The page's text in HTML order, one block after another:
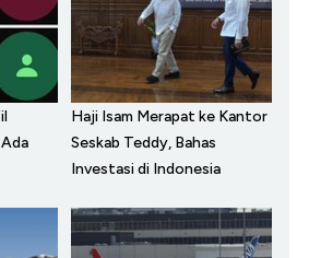
Haji Isam Merapat ke Kantor
Seskab Teddy, Bahas
Investasi di Indonesia